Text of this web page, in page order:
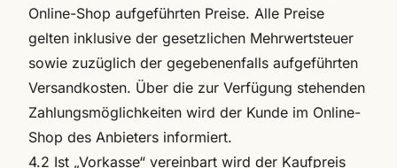
Online-Shop aufgeführten Preise. Alle Preise
gelten inklusive der gesetzlichen Mehrwertsteuer
sowie zuzüglich der gegebenenfalls aufgeführten
Versandkosten. Über die zur Verfügung stehenden
Zahlungsmöglichkeiten wird der Kunde im Online-
Shop des Anbieters informiert.
4.2 Ist „Vorkasse“ vereinbart wird der Kaufpreis